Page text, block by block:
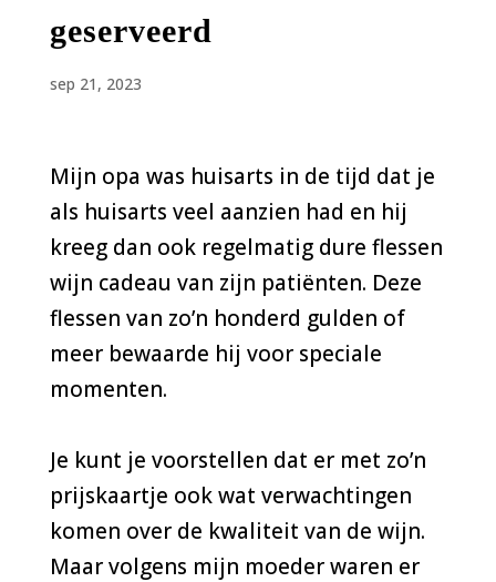
geserveerd
sep 21, 2023
Mijn opa was huisarts in de tijd dat je
als huisarts veel aanzien had en hij
kreeg dan ook regelmatig dure flessen
wijn cadeau van zijn patiënten. Deze
flessen van zo’n honderd gulden of
meer bewaarde hij voor speciale
momenten.
Je kunt je voorstellen dat er met zo’n
prijskaartje ook wat verwachtingen
komen over de kwaliteit van de wijn.
Maar volgens mijn moeder waren er